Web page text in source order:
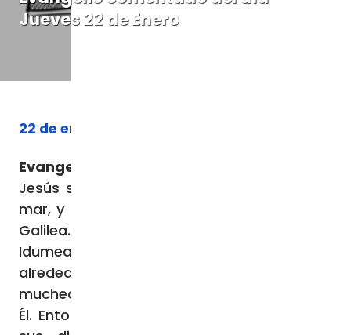
Jueves 22 de Enero
22 de enero de 2026
Evangelio (
Jesús se retiró con sus discípulos hacia el
mar, y le siguió una gran muchedumbre de
Galilea. También de Judea, de Jerusalén, de
Idumea, del otro lado del Jordán, de los
alrededores de Tiro y Sidón, una gran
muchedumbre, al oír lo que hacía, acudió a
Él. Entonces, a causa de la multitud, dijo a